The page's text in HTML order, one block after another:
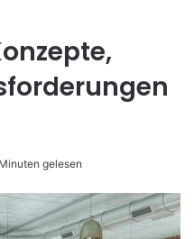
gelesen